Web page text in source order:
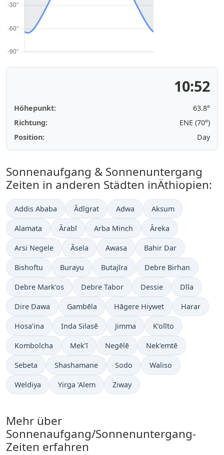
10:52
Höhepunkt:
63.8°
Richtung:
ENE (70°)
Position:
Day
Sonnenaufgang & Sonnenuntergang
Zeiten in anderen Städten inÄthiopien:
Addis Ababa Ādīgrat Adwa Aksum
Alamata Ārabī Arba Minch Āreka
Arsi Negele Āsela Awasa Bahir Dar
Bishoftu Burayu Butajīra Debre Birhan
Debre Mark’os Debre Tabor Dessie Dīla
Dire Dawa Gambēla Hāgere Hiywet Harar
Hosa’ina Inda Silasē Jimma K’olīto
Kombolcha Mek’ī Negēlē Nek’emtē
Sebeta Shashamane Sodo Waliso
Weldiya Yirga ‘Alem Ziway
Mehr über
Sonnenaufgang/Sonnenuntergang-
Zeiten erfahren